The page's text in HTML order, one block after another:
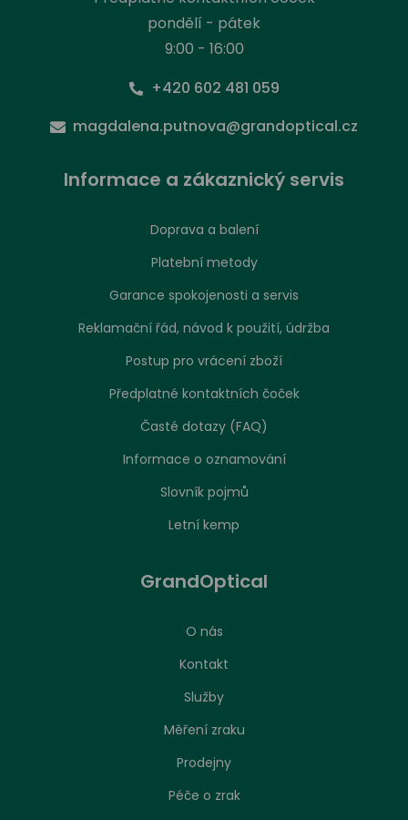
pondělí - pátek
9:00 - 16:00
+420 602 481 059
magdalena.putnova@grandoptical.cz
Informace a zákaznický servis
Doprava a balení
Platební metody
Garance spokojenosti a servis
Reklamační řád, návod k použití, údržba
Postup pro vrácení zboží
Předplatné kontaktních čoček
Časté dotazy (FAQ)
Informace o oznamování
Slovník pojmů
Letní kemp
GrandOptical
O nás
Kontakt
Služby
Měření zraku
Prodejny
Péče o zrak